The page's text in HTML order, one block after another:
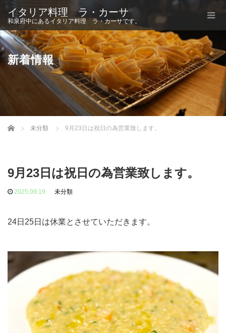
イタリア料理 ラ・カーサ
和泉府中にあるイタリア料理 ラ・カーサです。
新着情報
Home 未分類 9月23日は祝日の為営業致します。
9月23日は祝日の為営業致します。
2025.09.19 未分類
24日25日は休業とさせていただきます。